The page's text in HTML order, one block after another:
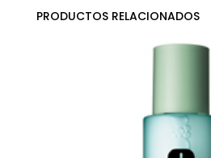
PRODUCTOS RELACIONADOS